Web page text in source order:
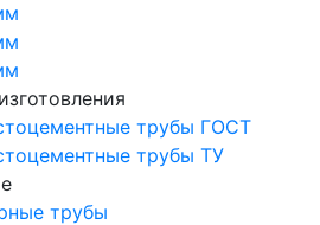
трубы ГОСТ
трубы ТУ
трубы